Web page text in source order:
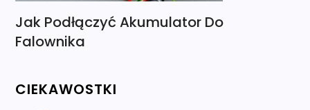
Jak Podłączyć Akumulator Do
Falownika
CIEKAWOSTKI